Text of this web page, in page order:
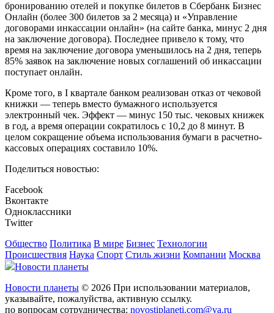
бронированию отелей и покупке билетов в Сбербанк Бизнес
Онлайн (более 300 билетов за 2 месяца) и «Управление
договорами инкассации онлайн» (на сайте банка, минус 2 дня
на заключение договора). Последнее привело к тому, что
время на заключение договора уменьшилось на 2 дня, теперь
85% заявок на заключение новых соглашений об инкассации
поступает онлайн.
Кроме того, в I квартале банком реализован отказ от чековой
книжки — теперь вместо бумажного используется
электронный чек. Эффект — минус 150 тыс. чековых книжек
в год, а время операции сократилось c 10,2 до 8 минут. В
целом сокращение объема использования бумаги в расчетно-
кассовых операциях составило 10%.
Поделиться новостью:
Facebook
Вконтакте
Одноклассники
Twitter
Общество Политика В мире Бизнес Технологии
Происшествия Наука Спорт Стиль жизни Компании Москва
Новости планеты
Новости планеты © 2026 При использовании материалов,
указывайте, пожалуйства, активную ссылку.
по вопросам сотрудничества: novostiplaneti.com@ya.ru